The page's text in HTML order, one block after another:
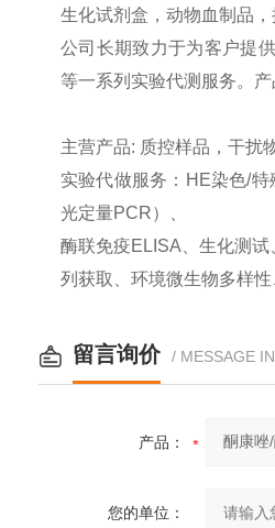
生化试剂盒，动物血制品
公司长期致力于为客户提
等一系列实验代测服务。
主营产品: 质控样品，干扰
实验代做服务：HE染色/
光定量PCR）、
酶联免疫ELISA、生化测
列获取、环境微生物多样
留言询价 / MESSAGE
产品：
您的单位：